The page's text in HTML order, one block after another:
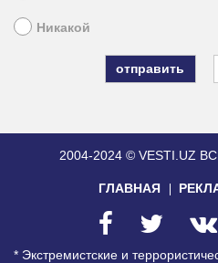
Никакой
2004-2024 © VESTI.UZ
ГЛАВНАЯ
* Экстремистские и